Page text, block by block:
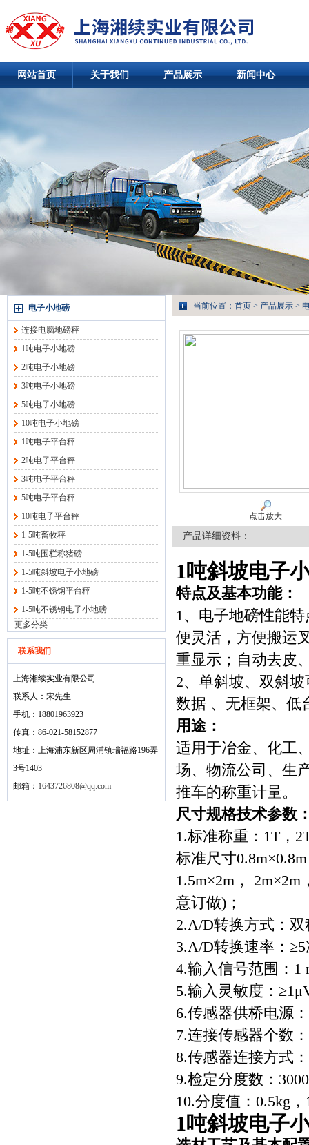
网站首页 关于我们 产品展示 新闻中心
电子小地磅
连接电脑地磅秤
1吨电子小地磅
2吨电子小地磅
3吨电子小地磅
5吨电子小地磅
10吨电子小地磅
1吨电子平台秤
2吨电子平台秤
3吨电子平台秤
5吨电子平台秤
10吨电子平台秤
1-5吨畜牧秤
1-5吨围栏称猪磅
1-5吨斜坡电子小地磅
1-5吨不锈钢平台秤
1-5吨不锈钢电子小地磅
更多分类
联系我们
上海湘续实业有限公司
联系人：宋先生
手机：18801963923
传真：86-021-58152877
地址：上海浦东新区周浦镇瑞福路196弄
3号1403
邮箱： 1643726808@qq.com
当前位置： 首页 > 产品展示 >
点击放大
产品详细资料：
1吨斜坡电子
特点及基本功能：
1、电子地磅性能
便灵活，方便搬运
重显示；自动去皮
2、单斜坡、双斜
数据 、无框架、低
用途：
适用于冶金、化工
场、物流公司、生
推车的称重计量。
尺寸规格技术参数
1.标准称重：1T，
标准尺寸
1.5m×2m，
意订做)；
2.A/D转换方式：
3.A/D转换速率：
4.输入信号范围：1
5.输入灵敏度：
6.传感器供桥电源
7.连接传感器个数
8.传感器连接方式
9.检定分度数：
10.分度值：0.5kg
1吨斜坡电子